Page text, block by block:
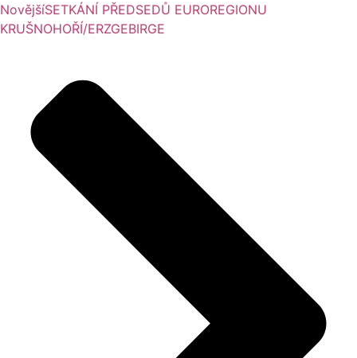
NovějšíSETKÁNÍ PŘEDSEDŮ EUROREGIONU
KRUŠNOHOŘÍ/ERZGEBIRGE